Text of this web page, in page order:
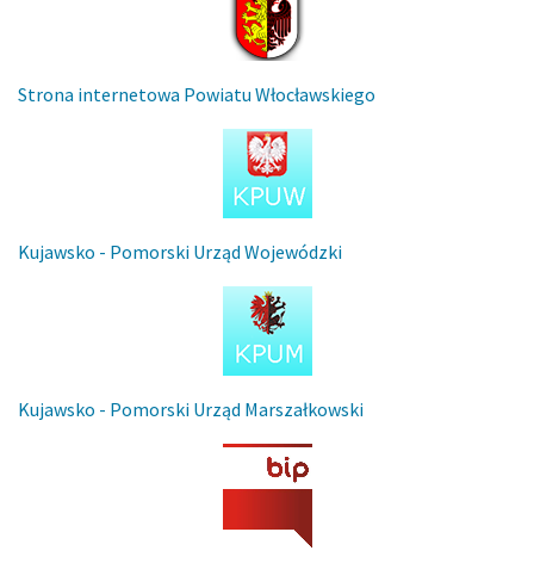
Strona internetowa Powiatu Włocławskiego
Kujawsko - Pomorski Urząd Wojewódzki
Kujawsko - Pomorski Urząd Marszałkowski